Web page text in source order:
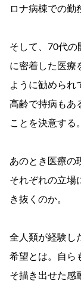
ロナ病棟での勤
そして、70代の
に密着した医療
ように勧められ
高齢で持病もあ
ことを決意する。
あのとき医療
それぞれの立場
き抜くのか。
全人類が経験し
希望とは。自ら
そ描き出せた感